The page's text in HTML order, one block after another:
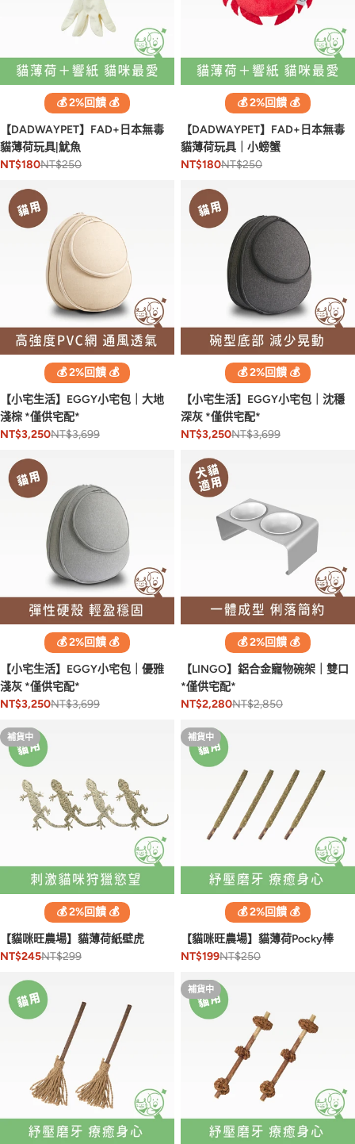
💰 2%回饋 💰
【DADWAYPET】FAD+日本無毒
貓薄荷玩具|魷魚
NT$180NT$250
💰 2%回饋 💰
【DADWAYPET】FAD+日本無毒
貓薄荷玩具｜小螃蟹
NT$180NT$250
💰 2%回饋 💰
【小宅生活】EGGY小宅包｜大地
淺棕 *僅供宅配*
NT$3,250NT$3,699
💰 2%回饋 💰
【小宅生活】EGGY小宅包｜沈穩
深灰 *僅供宅配*
NT$3,250NT$3,699
💰 2%回饋 💰
【小宅生活】EGGY小宅包｜優雅
淺灰 *僅供宅配*
NT$3,250NT$3,699
💰 2%回饋 💰
【LINGO】鋁合金寵物碗架｜雙口
*僅供宅配*
NT$2,280NT$2,850
補貨中
💰 2%回饋 💰
【貓咪旺農場】貓薄荷紙壁虎
NT$245NT$299
補貨中
💰 2%回饋 💰
【貓咪旺農場】貓薄荷Pocky棒
NT$199NT$250
補貨中